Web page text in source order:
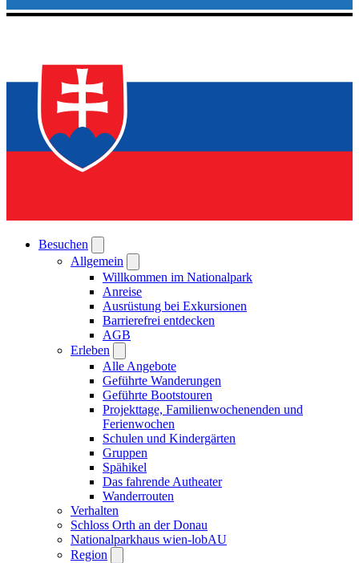
Besuchen
Allgemein
Willkommen im Nationalpark
Anreise
Ausrüstung bei Exkursionen
Barrierefrei entdecken
AGB
Erleben
Alle Angebote
Geführte Wanderungen
Geführte Bootstouren
Projekttage, Familienwochenenden und
Ferienwochen
Schulen und Kindergärten
Gruppen
Spähikel
Das fahrende Autheater
Wanderrouten
Verhalten
Schloss Orth an der Donau
Nationalparkhaus wien-lobAU
Region